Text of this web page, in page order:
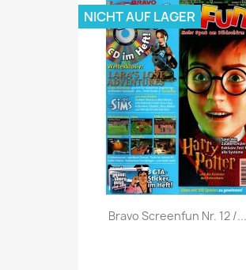
Vorschau
Bravo Screenfun Nr. 12 /...
NICHT AUF LAGER